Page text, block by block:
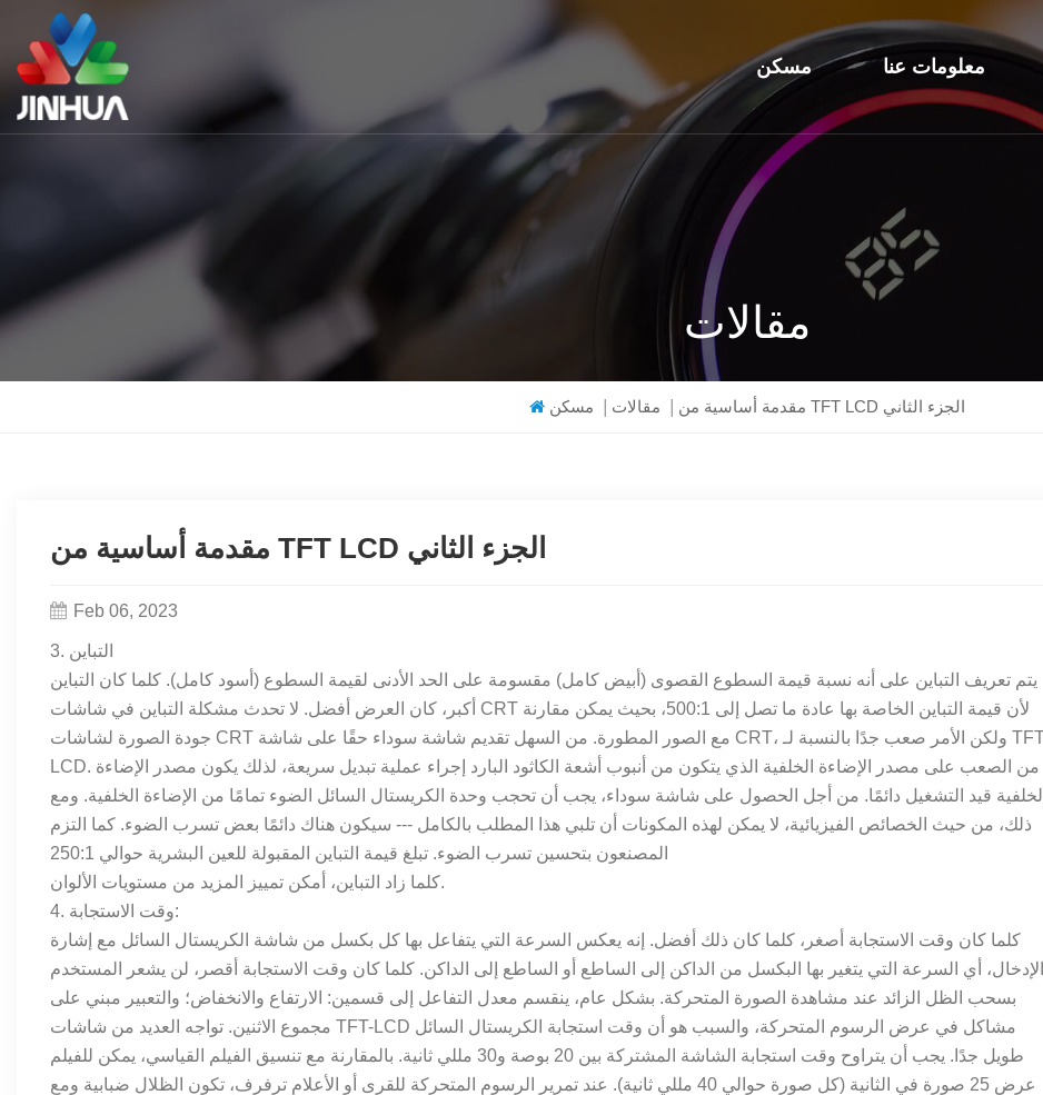
مسكن معلومات عنا
مقالات
مسكن مقالات مقدمة أساسية من TFT LCD الجزء الثاني
مقدمة أساسية من TFT LCD الجزء الثاني
Feb 06, 2023
3. التباين
يتم تعريف التباين على أنه نسبة قيمة السطوع القصوى (أبيض كامل) مقسومة على الحد الأدنى لقيمة السطوع (أسود كامل). كلما كان التباين
أكبر، كان العرض أفضل. لا تحدث مشكلة التباين في شاشات CRT لأن قيمة التباين الخاصة بها عادة ما تصل إلى 500:1، بحيث يمكن مقارنة
جودة الصورة لشاشات CRT مع الصور المطورة. من السهل تقديم شاشة سوداء حقًا على شاشة CRT، ولكن الأمر صعب جدًا بالنسبة لـ TFT-
LCD. من الصعب على مصدر الإضاءة الخلفية الذي يتكون من أنبوب أشعة الكاثود البارد إجراء عملية تبديل سريعة، لذلك يكون مصدر الإضاءة
الخلفية قيد التشغيل دائمًا. من أجل الحصول على شاشة سوداء، يجب أن تحجب وحدة الكريستال السائل الضوء تمامًا من الإضاءة الخلفية. ومع
ذلك، من حيث الخصائص الفيزيائية، لا يمكن لهذه المكونات أن تلبي هذا المطلب بالكامل --- سيكون هناك دائمًا بعض تسرب الضوء. كما التزم
المصنعون بتحسين تسرب الضوء. تبلغ قيمة التباين المقبولة للعين البشرية حوالي 250:1
كلما زاد التباين، أمكن تمييز المزيد من مستويات الألوان.
4. وقت الاستجابة:
كلما كان وقت الاستجابة أصغر، كلما كان ذلك أفضل. إنه يعكس السرعة التي يتفاعل بها كل بكسل من شاشة الكريستال السائل مع إشارة
الإدخال، أي السرعة التي يتغير بها البكسل من الداكن إلى الساطع أو الساطع إلى الداكن. كلما كان وقت الاستجابة أقصر، لن يشعر المستخدم
بسحب الظل الزائد عند مشاهدة الصورة المتحركة. بشكل عام، ينقسم معدل التفاعل إلى قسمين: الارتفاع والانخفاض؛ والتعبير مبني على
مجموع الاثنين. تواجه العديد من شاشات TFT-LCD مشاكل في عرض الرسوم المتحركة، والسبب هو أن وقت استجابة الكريستال السائل
طويل جدًا. يجب أن يتراوح وقت استجابة الشاشة المشتركة بين 20 بوصة و30 مللي ثانية. بالمقارنة مع تنسيق الفيلم القياسي، يمكن للفيلم
عرض 25 صورة في الثانية (كل صورة حوالي 40 مللي ثانية). عند تمرير الرسوم المتحركة للقرى أو الأعلام ترفرف، تكون الظلال ضبابية ومع